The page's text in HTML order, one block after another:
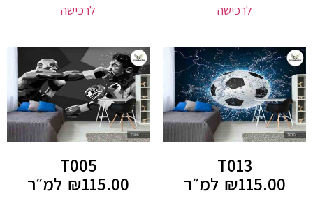
לרכישה לרכישה
T013
₪115.00 למ״ר
T005
₪115.00 למ״ר